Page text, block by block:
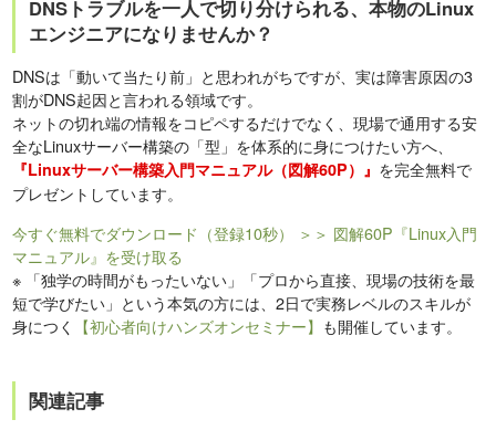
DNSトラブルを一人で切り分けられる、本物のLinux
エンジニアになりませんか？
DNSは「動いて当たり前」と思われがちですが、実は障害原因の3
割がDNS起因と言われる領域です。
ネットの切れ端の情報をコピペするだけでなく、現場で通用する安
全なLinuxサーバー構築の「型」を体系的に身につけたい方へ、
『Linuxサーバー構築入門マニュアル（図解60P）』 を完全無料で
プレゼントしています。
今すぐ無料でダウンロード（登録10秒）
＞＞ 図解60P『Linux入門
マニュアル』を受け取る
※ 「独学の時間がもったいない」「プロから直接、現場の技術を最
短で学びたい」という本気の方には、2日で実務レベルのスキルが
身につく
【初心者向けハンズオンセミナー】 も開催しています。
関連記事